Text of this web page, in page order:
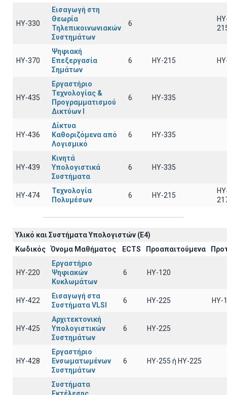
ΗΥ-330
Εισαγωγή στη
Θεωρία
Τηλεπικοινωνιακών
Συστημάτων
6
ΗΥ-370
Ψηφιακή
Επεξεργασία
Σημάτων
6 HY-215
ΗΥ-435
Εργαστήριο
Τεχνολογίας &
Προγραμματισμού
Δικτύων Ι
6 HY-335
ΗΥ-436
Δίκτυα
Καθοριζόμενα από
Λογισμικό
6 HY-335
ΗΥ-439
Κινητά
Υπολογιστικά
Συστήματα
6 HY-335
ΗΥ-474
Τεχνολογία
Πολυμέσων
6 HY-215
Υλικό και Συστήματα Υπολογιστών (Ε4)
Κωδικός
Όνομα Μαθήματος ECTS Προαπαιτούμενα
ΗΥ-220
Εργαστήριο
Ψηφιακών
Κυκλωμάτων
6 HY-120
ΗΥ-422
Εισαγωγή στα
Συστήματα VLSI
6 HY-225 HY-
ΗΥ-425
Αρχιτεκτονική
Υπολογιστικών
Συστημάτων
6 HY-225
ΗΥ-428
Εργαστήριο
Ενσωματωμένων
Συστημάτων
6 ΗΥ-255 ή HY-225
Συστήματα